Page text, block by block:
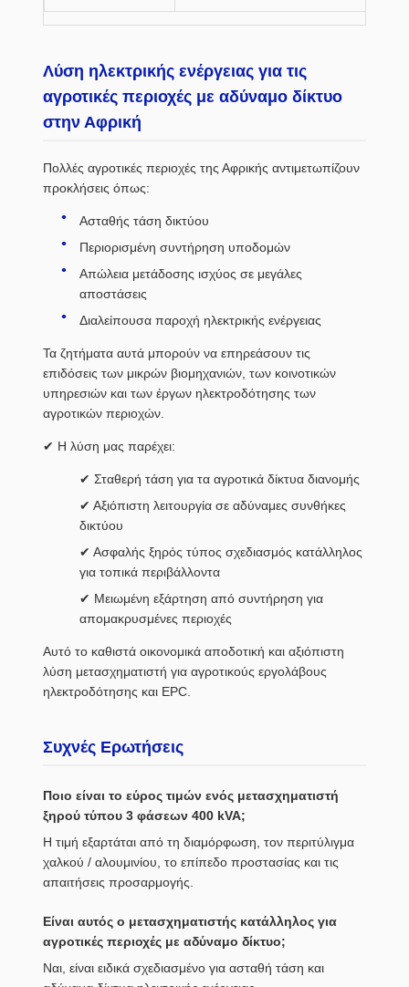
Λύση ηλεκτρικής ενέργειας για τις
αγροτικές περιοχές με αδύναμο δίκτυο
στην Αφρική
Πολλές αγροτικές περιοχές της Αφρικής αντιμετωπίζουν
προκλήσεις όπως:
Ασταθής τάση δικτύου
Περιορισμένη συντήρηση υποδομών
Απώλεια μετάδοσης ισχύος σε μεγάλες
αποστάσεις
Διαλείπουσα παροχή ηλεκτρικής ενέργειας
Τα ζητήματα αυτά μπορούν να επηρεάσουν τις
επιδόσεις των μικρών βιομηχανιών, των κοινοτικών
υπηρεσιών και των έργων ηλεκτροδότησης των
αγροτικών περιοχών.
✔ Η λύση μας παρέχει:
✔ Σταθερή τάση για τα αγροτικά δίκτυα διανομής
✔ Αξιόπιστη λειτουργία σε αδύναμες συνθήκες
δικτύου
✔ Ασφαλής ξηρός τύπος σχεδιασμός κατάλληλος
για τοπικά περιβάλλοντα
✔ Μειωμένη εξάρτηση από συντήρηση για
απομακρυσμένες περιοχές
Αυτό το καθιστά οικονομικά αποδοτική και αξιόπιστη
λύση μετασχηματιστή για αγροτικούς εργολάβους
ηλεκτροδότησης και EPC.
Συχνές Ερωτήσεις
Ποιο είναι το εύρος τιμών ενός μετασχηματιστή
ξηρού τύπου 3 φάσεων 400 kVA;
Η τιμή εξαρτάται από τη διαμόρφωση, τον περιτύλιγμα
χαλκού / αλουμινίου, το επίπεδο προστασίας και τις
απαιτήσεις προσαρμογής.
Είναι αυτός ο μετασχηματιστής κατάλληλος για
αγροτικές περιοχές με αδύναμο δίκτυο;
Ναι, είναι ειδικά σχεδιασμένο για ασταθή τάση και